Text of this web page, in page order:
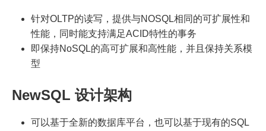
针对OLTP的读写，提供与NOSQL相同的可扩展性和
性能，同时能支持满足ACID特性的事务
即保持NoSQL的高可扩展和高性能，并且保持关系模
型
NewSQL 设计架构
可以基于全新的数据库平台，也可以基于现有的SQL